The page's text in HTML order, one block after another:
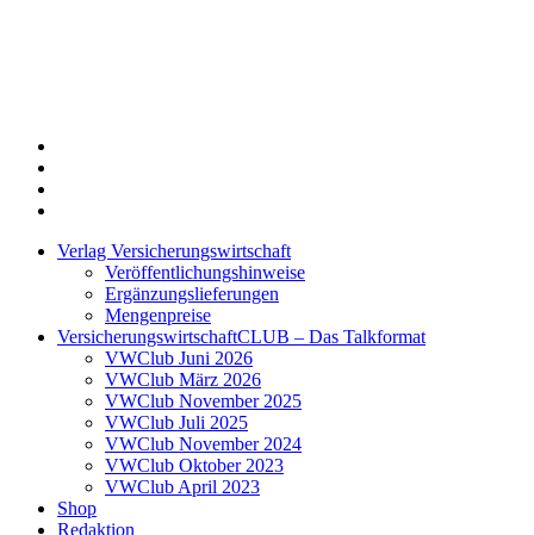
Verlag Versicherungswirtschaft
Veröffentlichungshinweise
Ergänzungslieferungen
Mengenpreise
VersicherungswirtschaftCLUB – Das Talkformat
VWClub Juni 2026
VWClub März 2026
VWClub November 2025
VWClub Juli 2025
VWClub November 2024
VWClub Oktober 2023
VWClub April 2023
Shop
Redaktion